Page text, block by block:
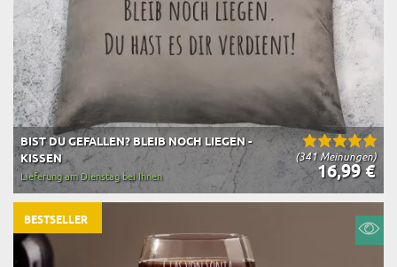
(341 Meinungen)
BIST DU GEFALLEN? BLEIB NOCH LIEGEN -
KISSEN
16,99 €
Lieferung am Dienstag bei Ihnen
BESTSELLER